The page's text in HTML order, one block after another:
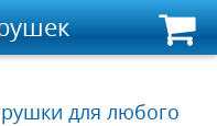
для любого